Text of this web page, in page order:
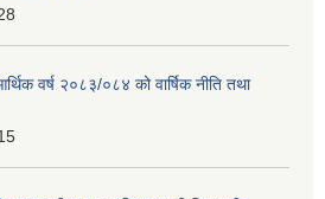
वर्ष २०८३/०८४ को वार्षिक नीति तथा